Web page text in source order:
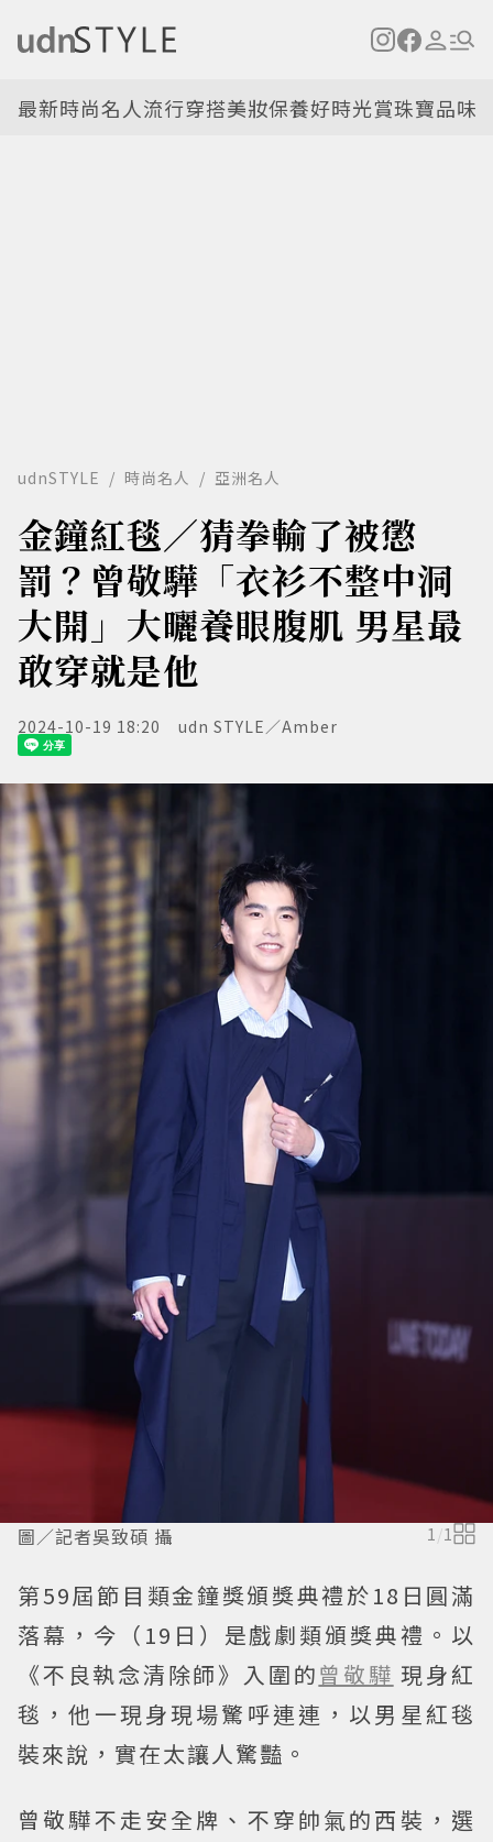
最新時尚名人流行穿搭美妝保養好時光賞珠寶品味
udnSTYLE 時尚名人 亞洲名人
金鐘紅毯／猜拳輸了被懲
罰？曾敬驊「衣衫不整中洞
大開」大曬養眼腹肌 男星最
敢穿就是他
2024-10-19 18:20 udn STYLE／Amber
圖／記者吳致碩 攝 1/1
第59屆節目類金鐘獎頒獎典禮於18日圓滿
落幕，今（19日）是戲劇類頒獎典禮。以
《不良執念清除師》入圍的曾敬驊 現身紅
毯，他一現身現場驚呼連連，以男星紅毯
裝來說，實在太讓人驚豔。
曾敬驊不走安全牌、不穿帥氣的西裝，選